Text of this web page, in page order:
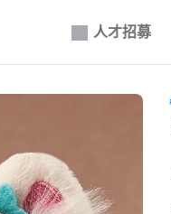
人才招募